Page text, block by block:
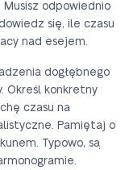
odpowiednio
się, ile czasu
nad esejem.
dogłębnego
Określ konkretny
czasu na
Pamiętaj o
Typowo, są
.